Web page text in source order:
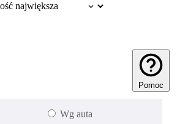
Pomoc
Wg auta